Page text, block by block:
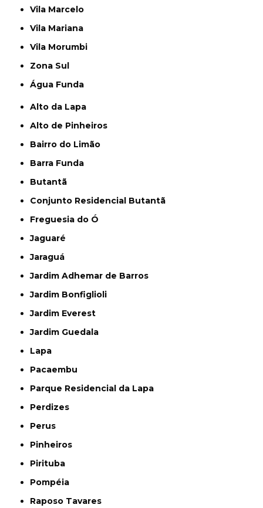
Vila Marcelo
Vila Mariana
Vila Morumbi
Zona Sul
Água Funda
Alto da Lapa
Alto de Pinheiros
Bairro do Limão
Barra Funda
Butantã
Conjunto Residencial Butantã
Freguesia do Ó
Jaguaré
Jaraguá
Jardim Adhemar de Barros
Jardim Bonfiglioli
Jardim Everest
Jardim Guedala
Lapa
Pacaembu
Parque Residencial da Lapa
Perdizes
Perus
Pinheiros
Pirituba
Pompéia
Raposo Tavares